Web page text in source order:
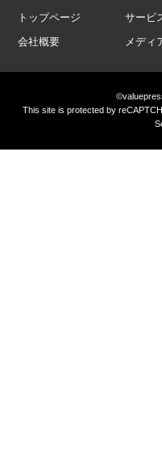
トップページ サービ
会社概要
メディ
This site is protected by